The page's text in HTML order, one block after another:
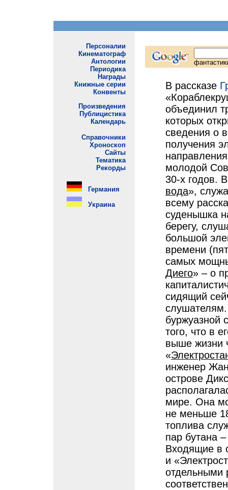
В рассказе
объединил
которых
сведения о
получения
молодой
30-х годов.
вода»,
всему
суденышка
берегу,
большой
времени
самых
Диего» – о
сидящий
буржуазной
того, что в
выше жизни
«
инженер
острове
мире. Она
не меньше
топлива
пар бутана
Входящие в
и
отдельными